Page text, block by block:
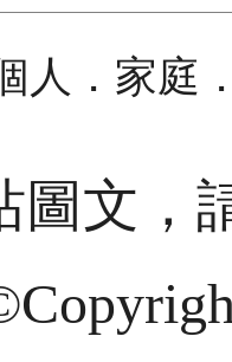
人．家庭
圖文，